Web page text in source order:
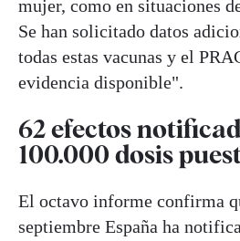
mujer, como en situaciones
Se han solicitado datos
todas estas vacunas y el
evidencia disponible".
62 efectos
100.000 dosis
El octavo informe confirma
septiembre España ha